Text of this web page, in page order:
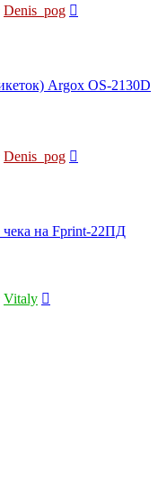
Denis_pog
Argox OS-2130D
Denis_pog
чека на Fprint-22ПД
Vitaly